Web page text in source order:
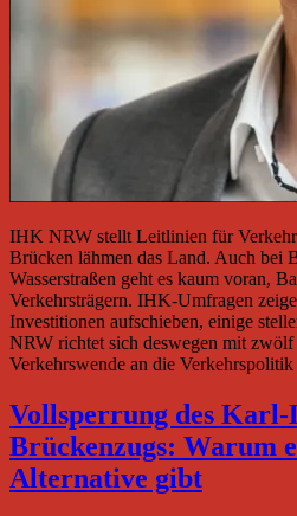
IHK NRW stellt Leitlinien für
Brücken lähmen das Land. Auch bei
Wasserstraßen geht es kaum voran,
Verkehrsträgern. IHK-Umfragen
Investitionen aufschieben, einige
NRW richtet sich deswegen mit
Verkehrswende an die
Vollsperrung des Karl-
Brückenzugs: Warum
Alternative gibt